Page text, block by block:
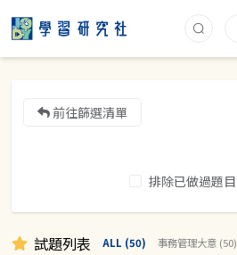
前往篩選清單
排除已做過題目
試題列表 ALL (50) 事務管理大意 (50)